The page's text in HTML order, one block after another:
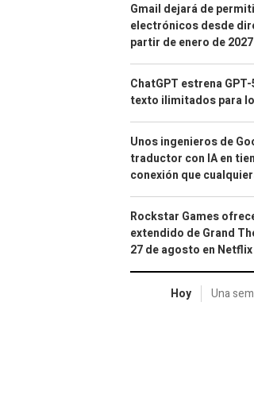
Gmail dejará de
electrónicos desde
partir de enero de 2027
ChatGPT estrena
texto ilimitados para
Unos ingenieros de
traductor con IA en
conexión que
Rockstar Games
extendido de Grand
27 de agosto en Netflix
Hoy Una